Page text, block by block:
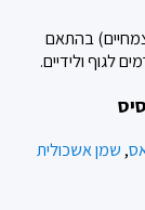
בהתאם
לגוף ולידיים.
, שמן אשכולית